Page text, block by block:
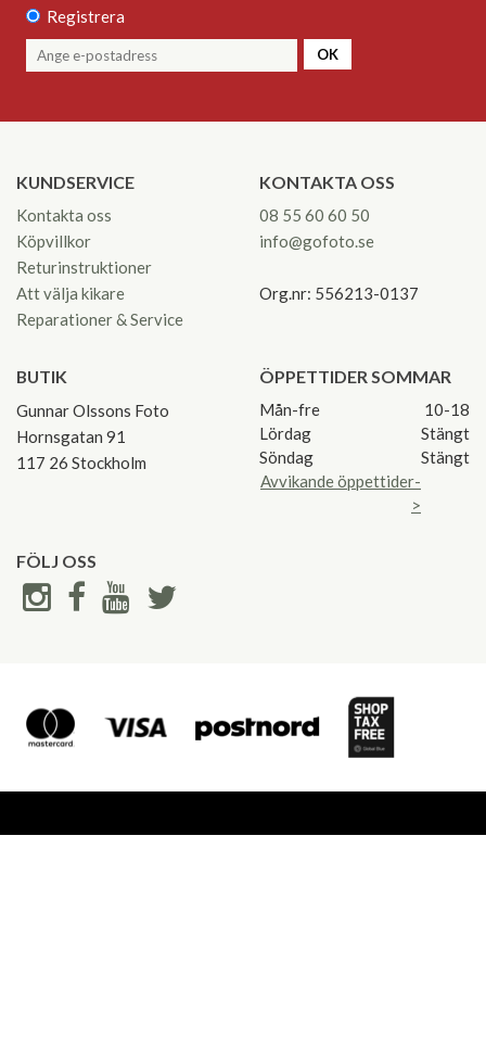
Registrera
OK
KUNDSERVICE
Kontakta oss
Köpvillkor
Returinstruktioner
Att välja kikare
Reparationer & Service
KONTAKTA OSS
08 55 60 60 50
info@gofoto.se
Org.nr: 556213-0137
BUTIK
Gunnar Olssons Foto
Hornsgatan 91
117 26 Stockholm
ÖPPETTIDER SOMMAR
Mån-fre
10-18
Lördag
Stängt
Söndag
Stängt
Avvikande öppettider-
>
FÖLJ OSS